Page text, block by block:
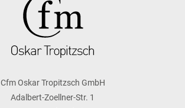
Cfm Oskar Tropitzsch GmbH
Adalbert-Zoellner-Str. 1